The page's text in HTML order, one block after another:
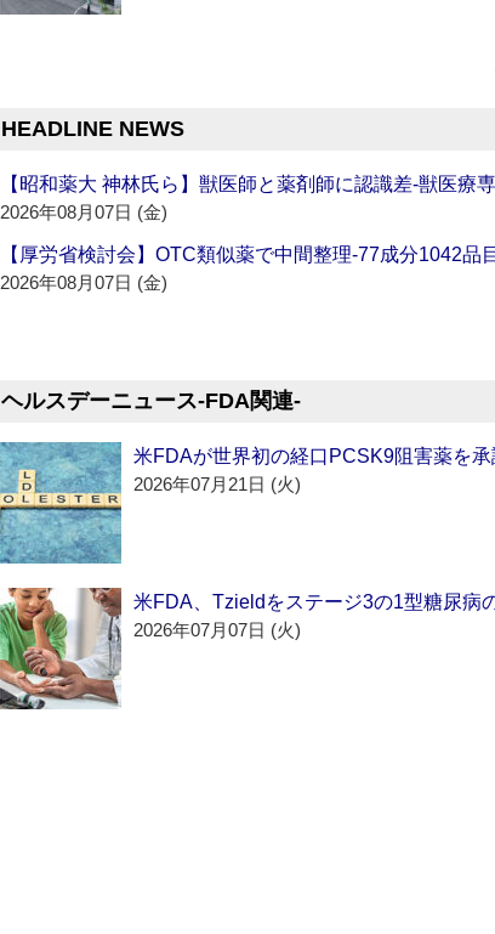
HEADLINE NEWS
【昭和薬大 神林氏ら】獣医師と薬剤師に認識差‐獣医療
2026年08月07日 (金)
【厚労省検討会】OTC類似薬で中間整理‐77成分1042品
2026年08月07日 (金)
ヘルスデーニュース‐FDA関連‐
米FDAが世界初の経口PCSK9阻害薬を承
2026年07月21日 (火)
米FDA、Tzieldをステージ3の1型糖尿病
2026年07月07日 (火)